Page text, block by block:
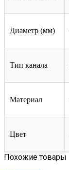
Диаметр (мм)
Тип канала
Материал
Цвет
Похожие товары